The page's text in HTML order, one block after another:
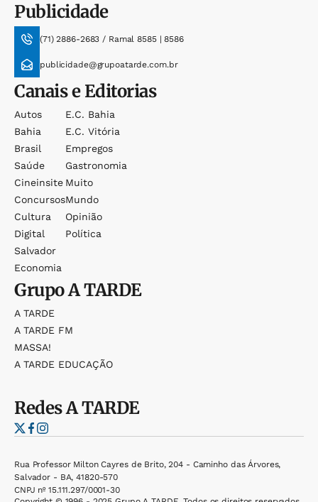
Publicidade
(71) 2886-2683 / Ramal 8585 | 8586
publicidade@grupoatarde.com.br
Canais e Editorias
Autos
Bahia
Brasil
Saúde
Cineinsite
Concursos
Cultura
Digital
Salvador
Economia
E.c. Bahia
E.c. Vitória
Empregos
Gastronomia
Muito
Mundo
Opinião
Política
GrupoA TARDE
A TARDE
A TARDE FM
MASSA!
A TARDE EDUCAÇÃO
RedesA TARDE
Rua Professor Milton Cayres de Brito, 204 - Caminho das Árvores,
Salvador - BA, 41820-570
CNPJ nº 15.111.297/0001-30